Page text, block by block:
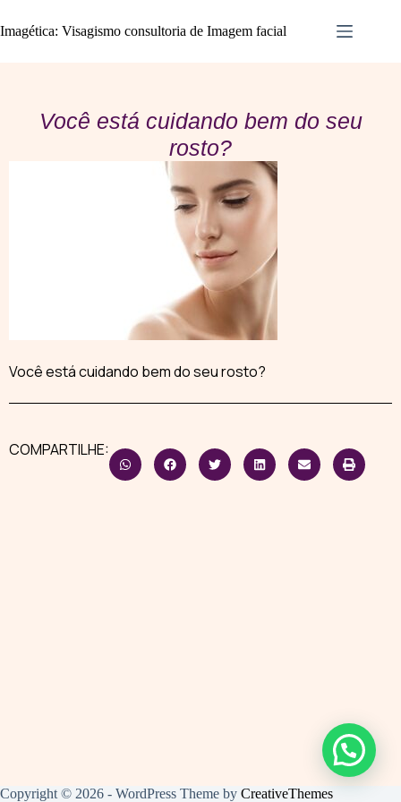
Imagética: Visagismo consultoria de Imagem facial
Você está cuidando bem do seu
rosto?
Você está cuidando bem do seu rosto?
COMPARTILHE:
Copyright © 2026 - WordPress Theme by CreativeThemes